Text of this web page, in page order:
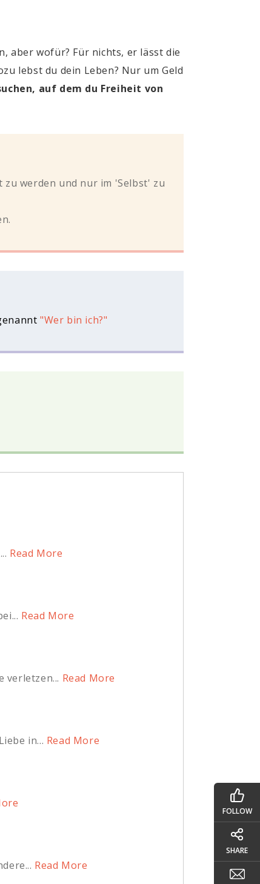
aber wofür? Für nichts, er lässt die
lebst du dein Leben? Nur um Geld
auf dem du Freiheit von
zu werden und nur im 'Selbst' zu
"Wer bin ich?"
Read More
Read More
verletzen... Read More
in... Read More
Read More
FOLLOW
SHARE